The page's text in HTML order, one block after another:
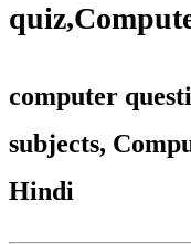
quiz,
computer
subjects,
Hindi